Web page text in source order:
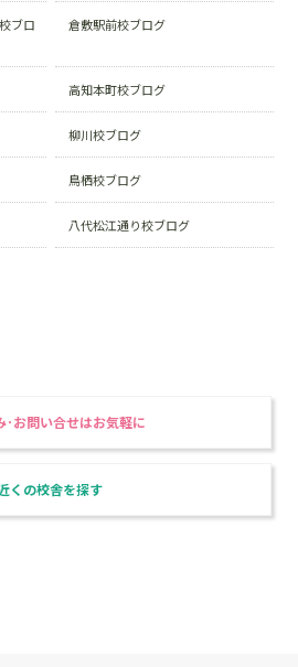
ブロ
倉敷駅前校ブログ
高知本町校ブログ
柳川校ブログ
鳥栖校ブログ
八代松江通り校ブログ
･お問い合せはお気軽に
くの校舎を探す